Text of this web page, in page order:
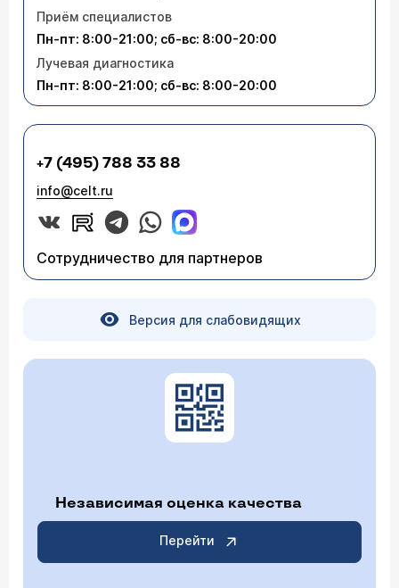
Приём специалистов
Пн-пт: 8:00-21:00; сб-вс: 8:00-20:00
Лучевая диагностика
Пн-пт: 8:00-21:00; сб-вс: 8:00-20:00
+7 (495) 788 33 88
info@celt.ru
Сотрудничество для партнеров
Версия для слабовидящих
Независимая оценка качества
Перейти